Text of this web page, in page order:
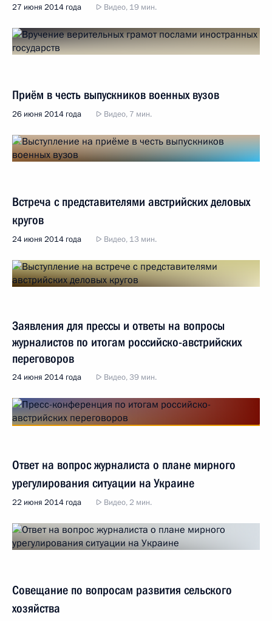
27 июня 2014 года Видео, 19 мин.
Приём в честь выпускников военных вузов
26 июня 2014 года Видео, 7 мин.
Встреча с представителями австрийских деловых
кругов
24 июня 2014 года Видео, 13 мин.
Заявления для прессы и ответы на вопросы
журналистов по итогам российско-австрийских
переговоров
24 июня 2014 года Видео, 39 мин.
Ответ на вопрос журналиста о плане мирного
урегулирования ситуации на Украине
22 июня 2014 года Видео, 2 мин.
Совещание по вопросам развития сельского
хозяйства